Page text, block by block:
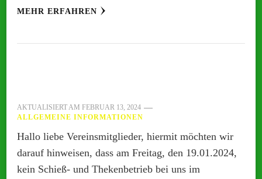
MEHR ERFAHREN
AKTUALISIERT AM FEBRUAR 13, 2024
ALLGEMEINE INFORMATIONEN
Hallo liebe Vereinsmitglieder, hiermit möchten wir
darauf hinweisen, dass am Freitag, den 19.01.2024,
kein Schieß- und Thekenbetrieb bei uns im